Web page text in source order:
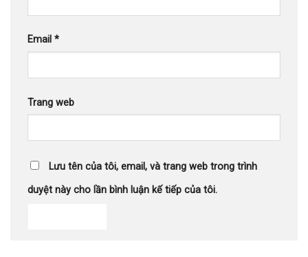
Email *
Trang web
Lưu tên của tôi, email, và trang web trong trình
duyệt này cho lần bình luận kế tiếp của tôi.